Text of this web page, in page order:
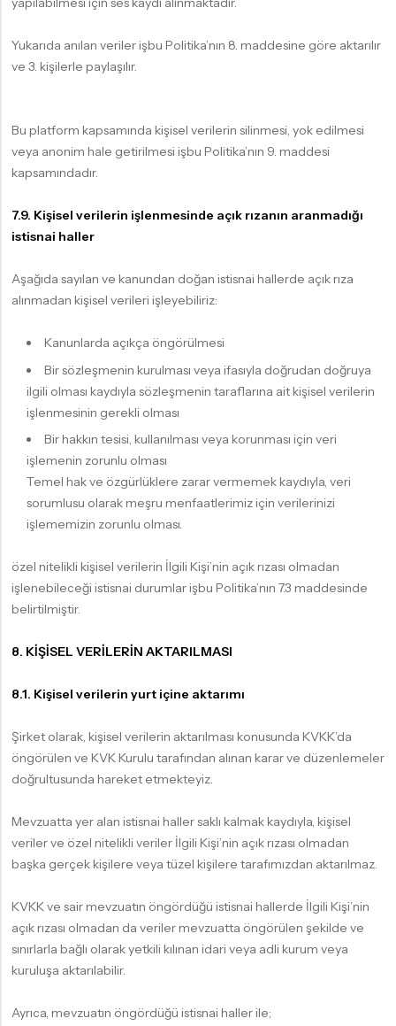
Yukarıda anılan veriler işbu Politika’nın 8. maddesine göre aktarılır
ve 3. kişilerle paylaşılır.
Bu platform kapsamında kişisel verilerin silinmesi, yok edilmesi
veya anonim hale getirilmesi işbu Politika’nın 9. maddesi
kapsamındadır.
7.9. Kişisel verilerin işlenmesinde açık rızanın aranmadığı
istisnai haller
Aşağıda sayılan ve kanundan doğan istisnai hallerde açık rıza
alınmadan kişisel verileri işleyebiliriz:
Kanunlarda açıkça öngörülmesi
Bir sözleşmenin kurulması veya ifasıyla doğrudan doğruya
ilgili olması kaydıyla sözleşmenin taraflarına ait kişisel verilerin
işlenmesinin gerekli olması
Bir hakkın tesisi, kullanılması veya korunması için veri
işlemenin zorunlu olması
Temel hak ve özgürlüklere zarar vermemek kaydıyla, veri
sorumlusu olarak meşru menfaatlerimiz için verilerinizi
işlememizin zorunlu olması.
özel nitelikli kişisel verilerin İlgili Kişi’nin açık rızası olmadan
işlenebileceği istisnai durumlar işbu Politika’nın 7.3 maddesinde
belirtilmiştir.
8. KİŞİSEL VERİLERİN AKTARILMASI
8.1. Kişisel verilerin yurt içine aktarımı
Şirket olarak, kişisel verilerin aktarılması konusunda KVKK’da
öngörülen ve KVK Kurulu tarafından alınan karar ve düzenlemeler
doğrultusunda hareket etmekteyiz.
Mevzuatta yer alan istisnai haller saklı kalmak kaydıyla, kişisel
veriler ve özel nitelikli veriler İlgili Kişi’nin açık rızası olmadan
başka gerçek kişilere veya tüzel kişilere tarafımızdan aktarılmaz.
KVKK ve sair mevzuatın öngördüğü istisnai hallerde İlgili Kişi’nin
açık rızası olmadan da veriler mevzuatta öngörülen şekilde ve
sınırlarla bağlı olarak yetkili kılınan idari veya adli kurum veya
kuruluşa aktarılabilir.
Ayrıca, mevzuatın öngördüğü istisnai haller ile;